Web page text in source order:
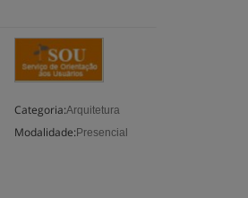
Categoria:Arquitetura
Modalidade: Presencial